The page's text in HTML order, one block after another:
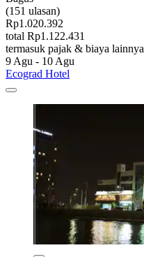
(151 ulasan)
Rp1.020.392
total Rp1.122.431
termasuk pajak & biaya lainnya
9 Agu - 10 Agu
Ecograd Hotel